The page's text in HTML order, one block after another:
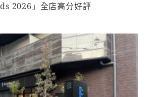
2026」全店高分好評